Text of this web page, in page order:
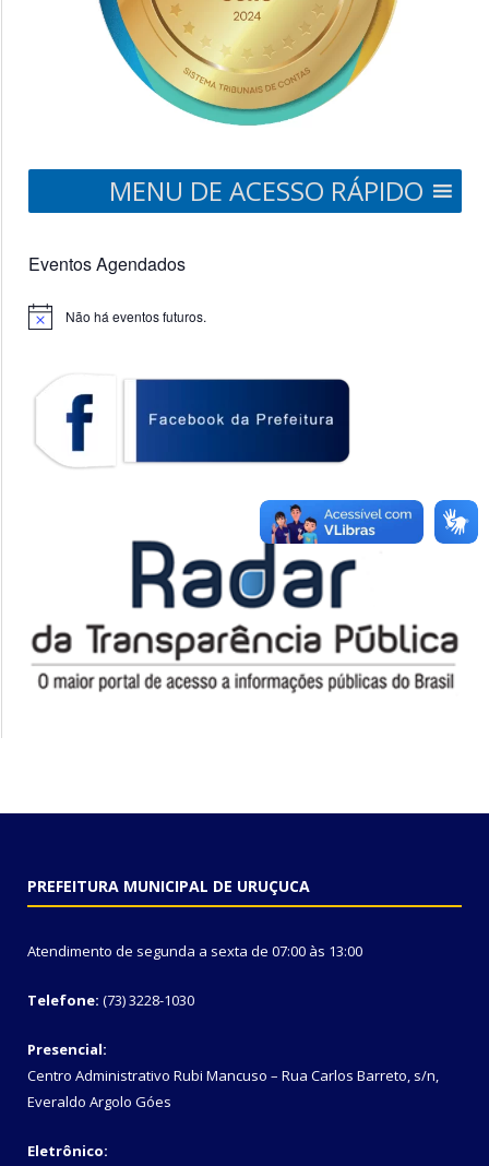
MENU DE ACESSO RÁPIDO
Eventos Agendados
Notice Não há eventos futuros.
PREFEITURA MUNICIPAL DE URUÇUCA
Atendimento de segunda a sexta de 07:00 às 13:00
Telefone: (73) 3228-1030
Presencial:
Centro Administrativo Rubi Mancuso – Rua Carlos Barreto, s/n,
Everaldo Argolo Góes
Eletrônico: